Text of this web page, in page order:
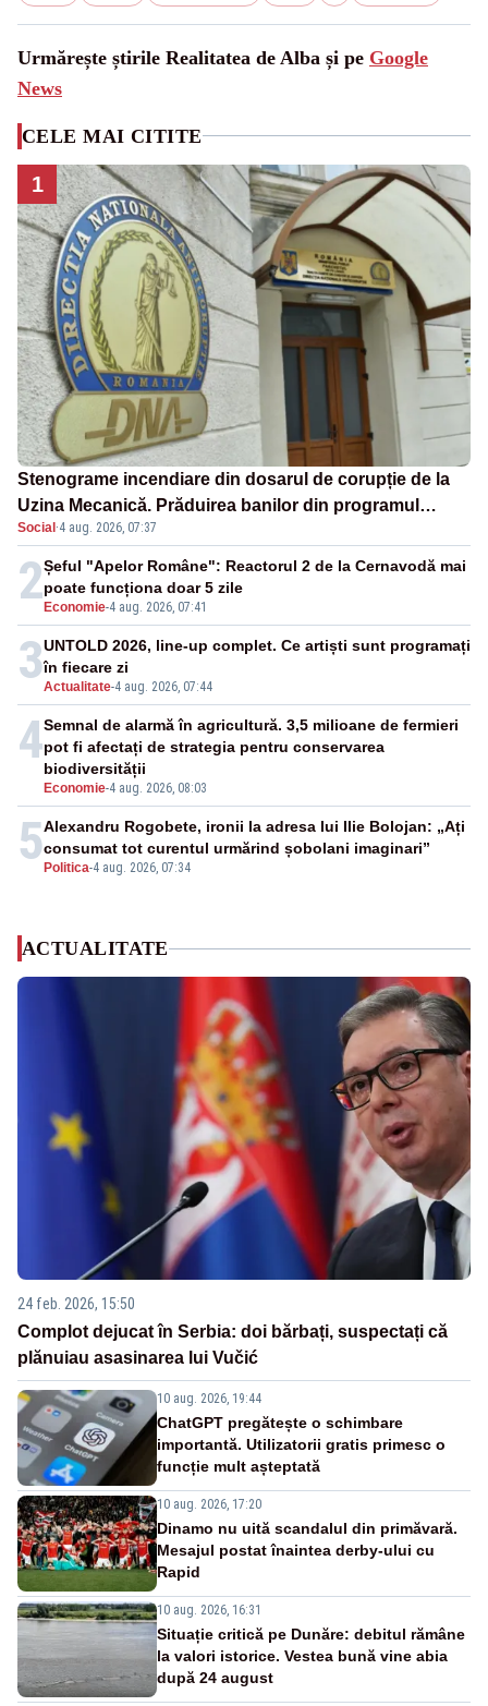
Urmărește știrile Realitatea de Alba și pe Google
News
CELE MAI CITITE
1
Stenograme incendiare din dosarul de corupție de la
Uzina Mecanică. Prăduirea banilor din programul
SAFE, interceptată de DNA
Social ·4 aug. 2026, 07:37
2 Economie-4 aug. 2026, 07:41
Șeful "Apelor Române": Reactorul 2 de la Cernavodă mai
poate funcționa doar 5 zile
3Actualitate-4 aug. 2026, 07:44
UNTOLD 2026, line-up complet. Ce artiști sunt programați
în fiecare zi
4
Economie-4 aug. 2026, 08:03
Semnal de alarmă în agricultură. 3,5 milioane de fermieri
pot fi afectați de strategia pentru conservarea
biodiversității
5 Politica-4 aug. 2026, 07:34
Alexandru Rogobete, ironii la adresa lui Ilie Bolojan: „Ați
consumat tot curentul urmărind șobolani imaginari”
ACTUALITATE
24 feb. 2026, 15:50
Complot dejucat în Serbia: doi bărbați, suspectați că
plănuiau asasinarea lui Vučić
10 aug. 2026, 19:44
ChatGPT pregătește o schimbare
importantă. Utilizatorii gratis primesc o
funcție mult așteptată
10 aug. 2026, 17:20
Dinamo nu uită scandalul din primăvară.
Mesajul postat înaintea derby-ului cu
Rapid
10 aug. 2026, 16:31
Situație critică pe Dunăre: debitul rămâne
la valori istorice. Vestea bună vine abia
după 24 august